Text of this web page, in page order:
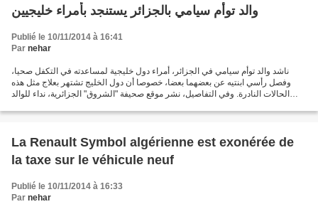
والد توأم سيامي بالجزائر يستنجد بأمراء خليجيين
Publié le 10/11/2014 à 16:41
Par nehar
ناشد والد توأم سيامي في الجزائر، أمراء دول خليجية لمساعدته في التكفل صحيا،
وفصل رأسي ابنتيه عن بعضهما بعضا، خصوصا أن دول الخليج تشتهر بعلاج مثل هذه
الحالات النادرة. وفي التفاصيل، نشر موقع صحيفة "الشروق" الجزائرية، نداء للوالد
La Renault Symbol algérienne est exonérée de
la taxe sur le véhicule neuf
Publié le 10/11/2014 à 16:33
Par nehar